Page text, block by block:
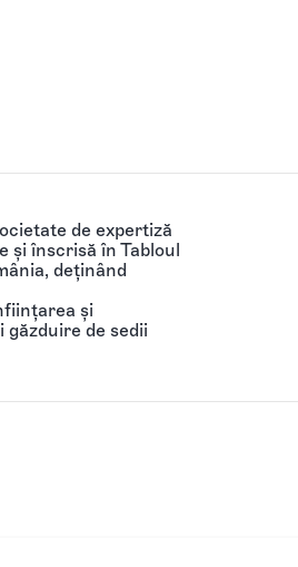
de expertiză
înscrisă în Tabloul
deținând
și
de sedii